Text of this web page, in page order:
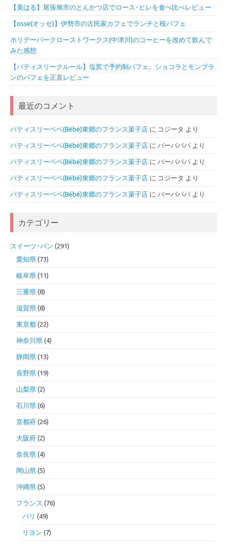
【美はる】尾張旭市のとんかつ店でロース･ヒレを食べ比べレビュー
【osse(オッセ)】伊勢市の古民家カフェでランチと桜パフェ
ホリデーパークローストワークス(中津川)のコーヒーを改めて飲んで
みた感想
【パティスリークルール】塩尻で予約制パフェ。ショコラとモンブラ
ンのパフェを正直レビュー
最近のコメント
パティスリーベベ(Bébé)東郷のフランス菓子店 に コジータ より
パティスリーベベ(Bébé)東郷のフランス菓子店 に バーバパパ より
パティスリーベベ(Bébé)東郷のフランス菓子店 に バーバパパ より
パティスリーベベ(Bébé)東郷のフランス菓子店 に コジータ より
パティスリーベベ(Bébé)東郷のフランス菓子店 に バーバパパ より
カテゴリー
スイーツ･パン (291)
愛知県 (73)
岐阜県 (11)
三重県 (8)
滋賀県 (8)
東京都 (22)
神奈川県 (4)
静岡県 (13)
長野県 (19)
山梨県 (2)
石川県 (6)
京都府 (26)
大阪府 (2)
奈良県 (4)
岡山県 (5)
沖縄県 (5)
フランス (76)
パリ (49)
リヨン (7)